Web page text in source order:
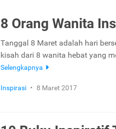
8 Orang Wanita
Tanggal 8 Maret adalah hari
kisah dari 8 wanita hebat yang
Selengkapnya
Inspirasi • 8 Maret 2017